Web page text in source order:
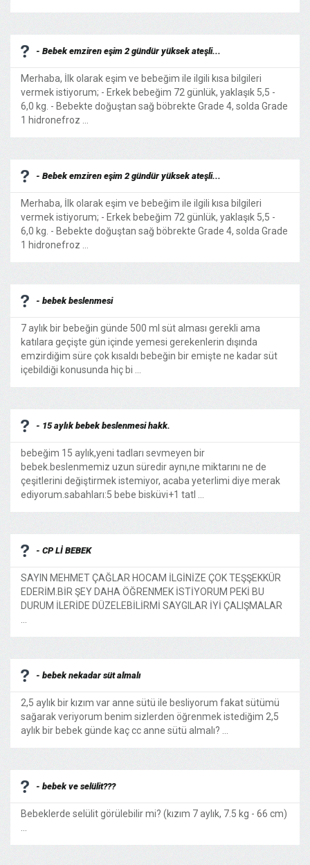
- Bebek emziren eşim 2 gündür yüksek ateşli...
Merhaba, İlk olarak eşim ve bebeğim ile ilgili kısa bilgileri
vermek istiyorum; - Erkek bebeğim 72 günlük, yaklaşık 5,5 -
6,0 kg. - Bebekte doğuştan sağ böbrekte Grade 4, solda Grade
1 hidronefroz ...
- Bebek emziren eşim 2 gündür yüksek ateşli...
Merhaba, İlk olarak eşim ve bebeğim ile ilgili kısa bilgileri
vermek istiyorum; - Erkek bebeğim 72 günlük, yaklaşık 5,5 -
6,0 kg. - Bebekte doğuştan sağ böbrekte Grade 4, solda Grade
1 hidronefroz ...
- bebek beslenmesi
7 aylık bir bebeğin günde 500 ml süt alması gerekli ama
katılara geçişte gün içinde yemesi gerekenlerin dışında
emzirdiğim süre çok kısaldı bebeğin bir emişte ne kadar süt
içebildiği konusunda hiç bi ...
- 15 aylık bebek beslenmesi hakk.
bebeğim 15 aylık,yeni tadları sevmeyen bir
bebek.beslenmemiz uzun süredir aynı,ne miktarını ne de
çeşitlerini değiştirmek istemiyor, acaba yeterlimi diye merak
ediyorum.sabahları:5 bebe bisküvi+1 tatl ...
- CP Lİ BEBEK
SAYIN MEHMET ÇAĞLAR HOCAM İLGİNİZE ÇOK TEŞŞEKKÜR
EDERİM.BİR ŞEY DAHA ÖĞRENMEK İSTİYORUM PEKİ BU
DURUM İLERİDE DÜZELEBİLİRMİ SAYGILAR İYİ ÇALIŞMALAR
- bebek nekadar süt almalı
2,5 aylık bir kızım var anne sütü ile besliyorum fakat sütümü
sağarak veriyorum benim sizlerden öğrenmek istediğim 2,5
aylık bir bebek günde kaç cc anne sütü almalı? ...
- bebek ve selülit???
Bebeklerde selülit görülebilir mi? (kızım 7 aylık, 7.5 kg - 66 cm)